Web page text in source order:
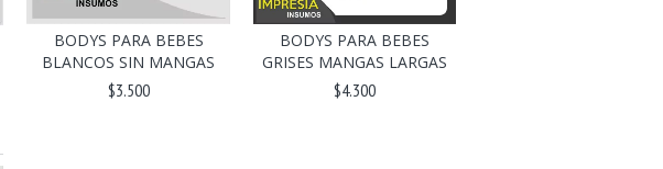
BODYS PARA BEBES
BLANCOS SIN MANGAS
$3.500
BODYS PARA BEBES
GRISES MANGAS LARGAS
$4.300